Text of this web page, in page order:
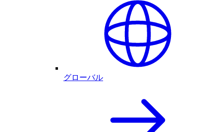
グローバル